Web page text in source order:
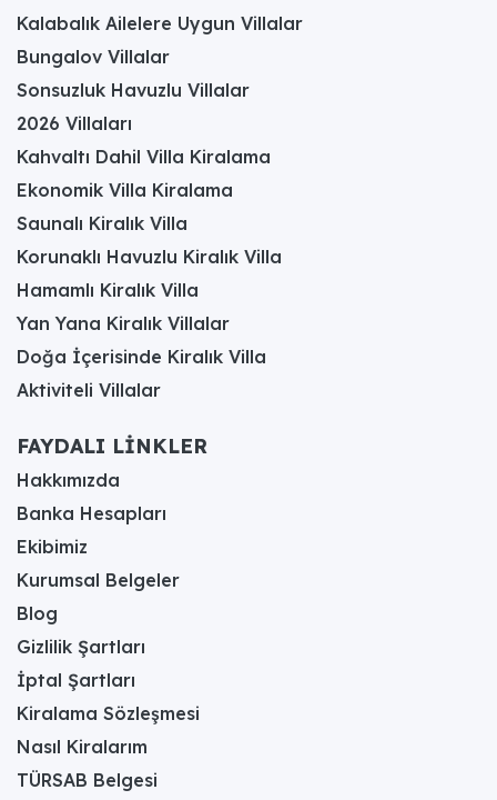
Kalabalık Ailelere Uygun Villalar
Bungalov Villalar
Sonsuzluk Havuzlu Villalar
2026 Villaları
Kahvaltı Dahil Villa Kiralama
Ekonomik Villa Kiralama
Saunalı Kiralık Villa
Korunaklı Havuzlu Kiralık Villa
Hamamlı Kiralık Villa
Yan Yana Kiralık Villalar
Doğa İçerisinde Kiralık Villa
Aktiviteli Villalar
FAYDALI LİNKLER
Hakkımızda
Banka Hesapları
Ekibimiz
Kurumsal Belgeler
Blog
Gizlilik Şartları
İptal Şartları
Kiralama Sözleşmesi
Nasıl Kiralarım
TÜRSAB Belgesi